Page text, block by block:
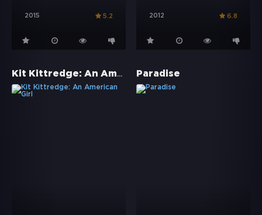
2015 5.2 2012 6.8
Kit Kittredge: An American Girl Paradise